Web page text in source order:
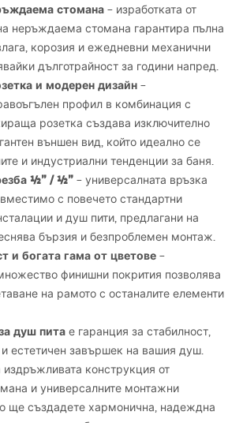
стомана – изработката от
неръждаема стомана гарантира пълна
корозия и ежедневни механични
дълготрайност за години напред.
и модерен дизайн –
профил в комбинация с
розетка създава изключително
външен вид, който идеално се
и индустриални тенденции за баня.
½” / ½” – универсалната връзка
с повечето стандартни
и душ пити, предлагани на
бързия и безпроблемен монтаж.
и богата гама от цветове –
финишни покрития позволява
на рамото с останалите елементи
душ пита е гаранция за стабилност,
естетичен завършек на вашия душ.
издръжливата конструкция от
и универсалните монтажни
ще създадете хармонична, надеждна